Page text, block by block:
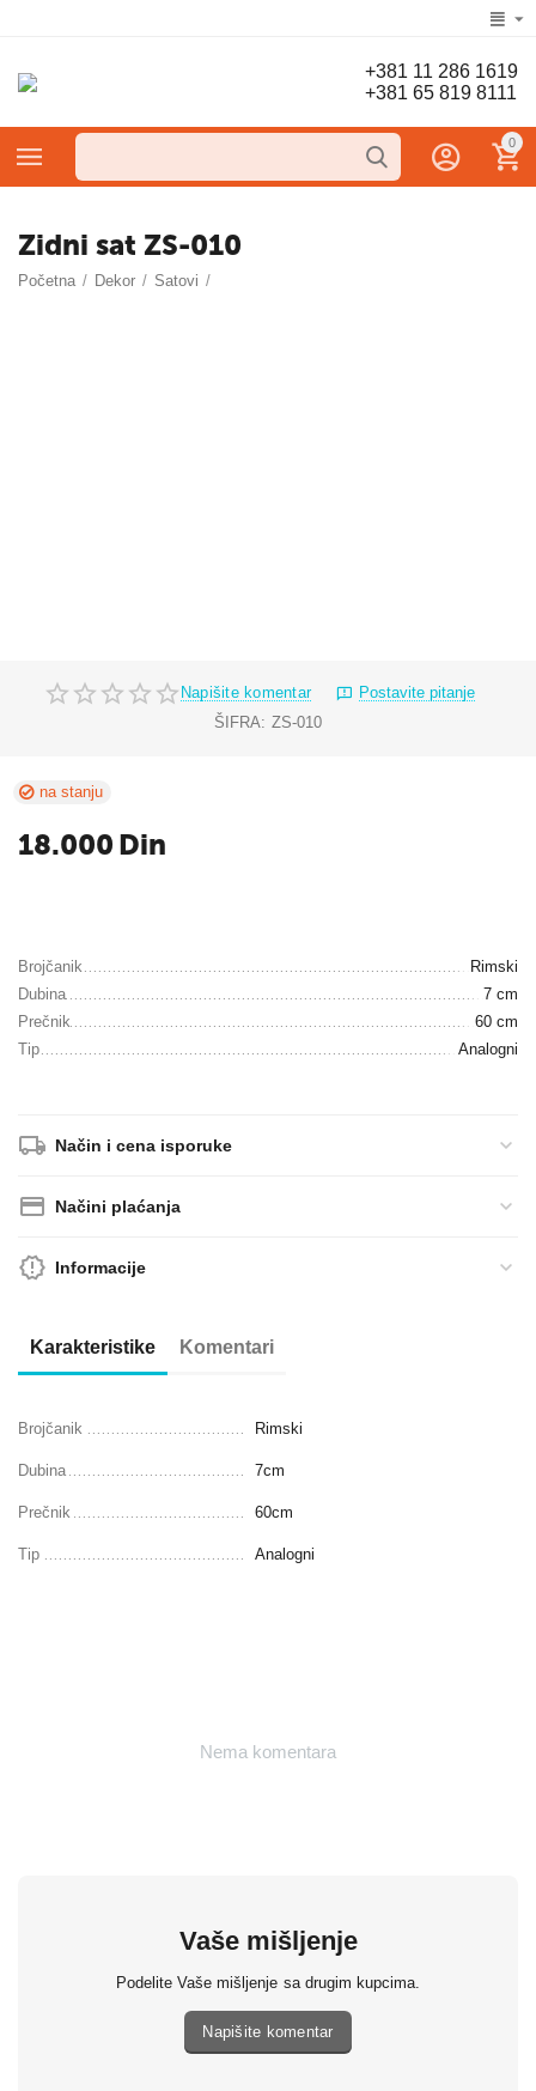
+381 11 286 1619
+381 65 819 8111
0
Zidni sat ZS-010
Početna / Dekor / Satovi /
Napišite komentar
Postavite pitanje
ŠIFRA: ZS-010
na stanju
18.000 Din
Brojčanik
Rimski
Dubina
7 cm
Prečnik
60 cm
Tip
Analogni
Način i cena isporuke
Načini plaćanja
Informacije
Karakteristike Komentari
Brojčanik Rimski
Dubina 7cm
Prečnik 60cm
Tip Analogni
Nema komentara
Vaše mišljenje
Podelite Vaše mišljenje sa drugim kupcima.
Napišite komentar